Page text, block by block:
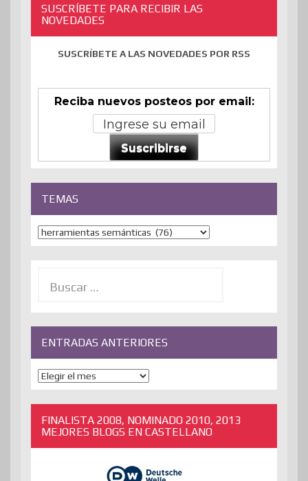
SUSCRÍBETE PARA RECIBIR LAS
NOVEDADES
SUSCRÍBETE A LAS NOVEDADES POR RSS
Reciba nuevos posteos por email:
Suscribirse
TEMAS
Temas
ENTRADAS ANTERIORES
ENTRADAS
ANTERIORES
FINALISTA 2008, NOMINADO 2010, 2013
MEJORES BLOGS EN CASTELLANO